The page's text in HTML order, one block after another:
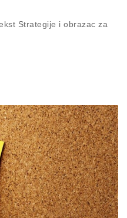
Strategije i obrazac za